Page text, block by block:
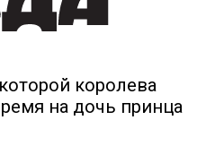
королева
на дочь принца